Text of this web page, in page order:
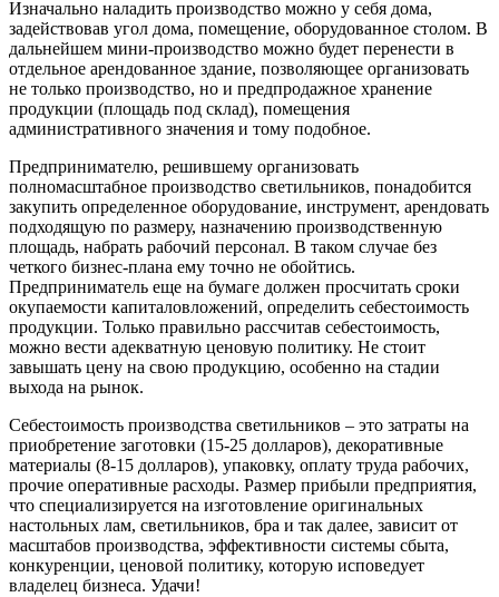
Изначально наладить производство можно у себя дома,
задействовав угол дома, помещение, оборудованное столом. В
дальнейшем мини-производство можно будет перенести в
отдельное арендованное здание, позволяющее организовать
не только производство, но и предпродажное хранение
продукции (площадь под склад), помещения
административного значения и тому подобное.
Предпринимателю, решившему организовать
полномасштабное производство светильников, понадобится
закупить определенное оборудование, инструмент, арендовать
подходящую по размеру, назначению производственную
площадь, набрать рабочий персонал. В таком случае без
четкого бизнес-плана ему точно не обойтись.
Предприниматель еще на бумаге должен просчитать сроки
окупаемости капиталовложений, определить себестоимость
продукции. Только правильно рассчитав себестоимость,
можно вести адекватную ценовую политику. Не стоит
завышать цену на свою продукцию, особенно на стадии
выхода на рынок.
Себестоимость производства светильников – это затраты на
приобретение заготовки (15-25 долларов), декоративные
материалы (8-15 долларов), упаковку, оплату труда рабочих,
прочие оперативные расходы. Размер прибыли предприятия,
что специализируется на изготовление оригинальных
настольных лам, светильников, бра и так далее, зависит от
масштабов производства, эффективности системы сбыта,
конкуренции, ценовой политику, которую исповедует
владелец бизнеса. Удачи!